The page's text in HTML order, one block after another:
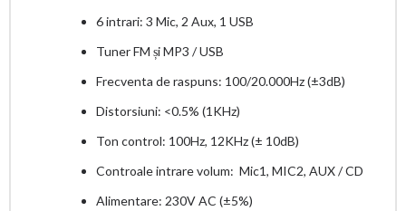
6 intrari: 3 Mic, 2 Aux, 1 USB
Tuner FM și MP3 / USB
Frecventa de raspuns: 100/20.000Hz (±3dB)
Distorsiuni: <0.5% (1KHz)
Ton control: 100Hz, 12KHz (± 10dB)
Controale intrare volum: Mic1, MIC2, AUX / CD
Alimentare: 230V AC (±5%)